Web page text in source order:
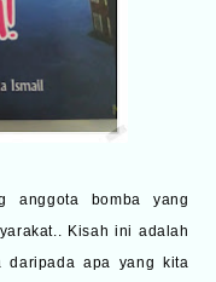
anggota bomba yang
Kisah ini adalah
daripada apa yang kita